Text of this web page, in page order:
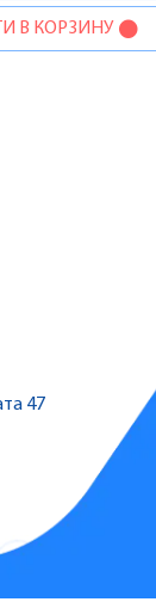
В КОРЗИНУ
47